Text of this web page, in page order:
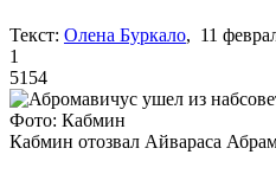
Текст: Олена Буркало, 11
1
5154
Фото: Кабмин
Кабмин отозвал Айвараса